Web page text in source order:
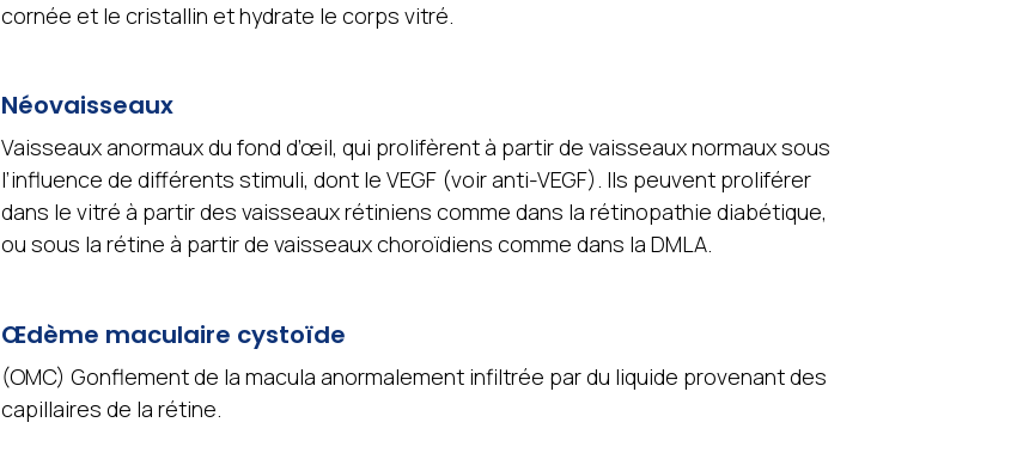
cornée et le cristallin et hydrate le corps vitré.
Néovaisseaux
Vaisseaux anormaux du fond d’œil, qui prolifèrent à partir de vaisseaux normaux sous
l’influence de différents stimuli, dont le VEGF (voir anti-VEGF). Ils peuvent proliférer
dans le vitré à partir des vaisseaux rétiniens comme dans la rétinopathie diabétique,
ou sous la rétine à partir de vaisseaux choroïdiens comme dans la DMLA.
Œdème maculaire cystoïde
(OMC) Gonflement de la macula anormalement infiltrée par du liquide provenant des
capillaires de la rétine.